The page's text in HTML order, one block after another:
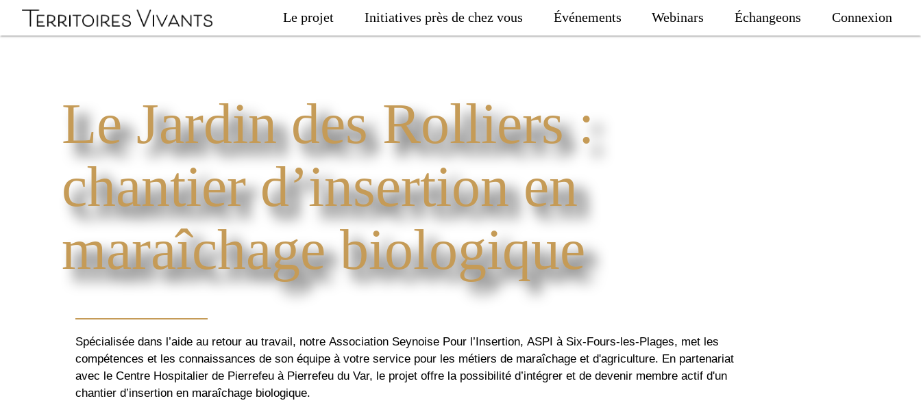
Le projet Initiatives près de chez vous Événements Webinars Échangeons Connexion
Le Jardin des Rolliers :
chantier d’insertion en
maraîchage biologique
Spécialisée dans l’aide au retour au travail, notre Association Seynoise Pour l’Insertion, ASPI à Six-Fours-les-Plages, met les
compétences et les connaissances de son équipe à votre service pour les métiers de maraîchage et d'agriculture. En partenariat
avec le Centre Hospitalier de Pierrefeu à Pierrefeu du Var, le projet offre la possibilité d’intégrer et de devenir membre actif d'un
chantier d’insertion en maraîchage biologique.